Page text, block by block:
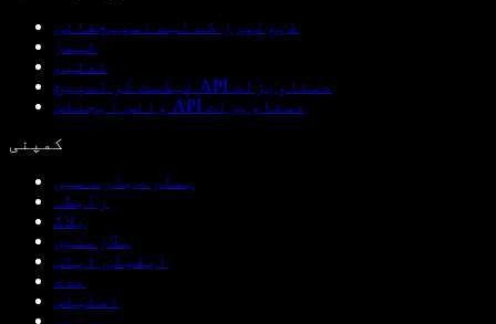
ڈیولپرز کے لیے اسپیچفائی
ٹیمز
تعلیم
ٹیکسٹ ٹو اسپیچ API دستاویزات
وائس ایجنٹس API دستاویزات
کمپنی
ہمارے بارے میں
رابطہ
بلاگ
ملازمتیں
ایفیلی ایٹس
مدد
اسٹیٹس